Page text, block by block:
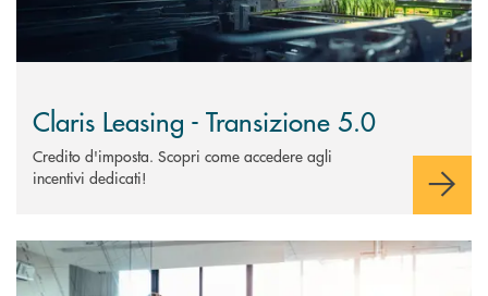
Claris Leasing - Transizione 5.0
Credito d'imposta. Scopri come accedere agli
incentivi dedicati!
Scopri di più Crediti di firma